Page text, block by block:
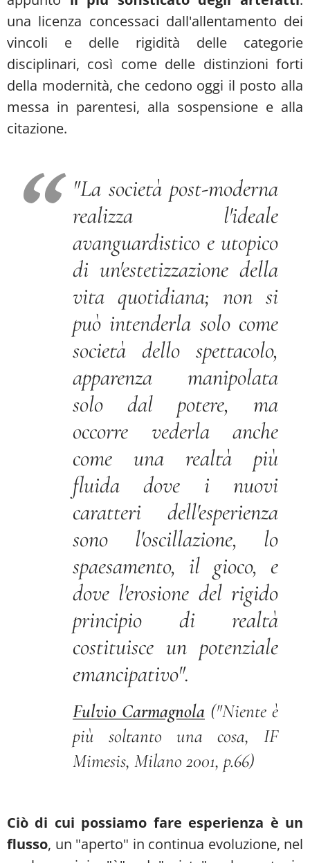
una licenza concessaci dall'allentamento dei
vincoli e delle rigidità delle categorie
disciplinari, così come delle distinzioni forti
della modernità, che cedono oggi il posto alla
messa in parentesi, alla sospensione e alla
citazione.
"La società post-moderna
realizza l'ideale
avanguardistico e utopico
di un'estetizzazione della
vita quotidiana; non si
può intenderla solo come
società dello spettacolo,
apparenza manipolata
solo dal potere, ma
occorre vederla anche
come una realtà più
fluida dove i nuovi
caratteri dell'esperienza
sono l'oscillazione, lo
spaesamento, il gioco, e
dove l'erosione del rigido
principio di realtà
costituisce un potenziale
emancipativo".
Fulvio Carmagnola ("Niente è
più soltanto una cosa, IF
Mimesis, Milano 2001, p.66)
Ciò di cui possiamo fare esperienza è un
flusso, un "aperto" in continua evoluzione, nel